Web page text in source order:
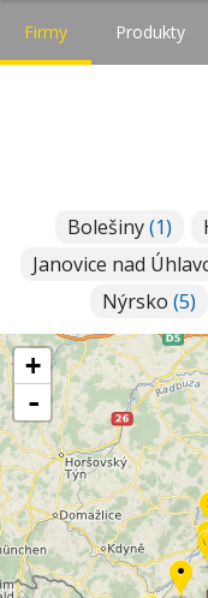
Firmy Produkty
Bolešiny(1)
Janovice nad
Nýrsko (5)
+
-